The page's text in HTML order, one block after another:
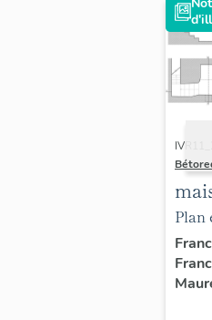
du
Plan
cave.